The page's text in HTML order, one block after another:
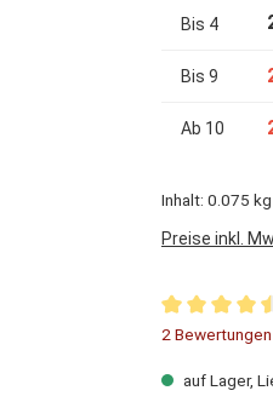
Bis 4
Bis 9
Ab 10
Inhalt: 0.075
Preise inkl.
2 Bewertungen
auf Lager,